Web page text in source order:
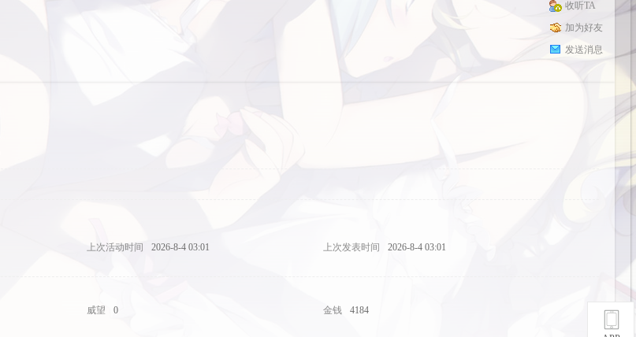
收听TA
加为好友
发送消息
上次活动时间 2026-8-4 03:01 上次发表时间
2026-8-4 03:01
威望 0 金钱
4184